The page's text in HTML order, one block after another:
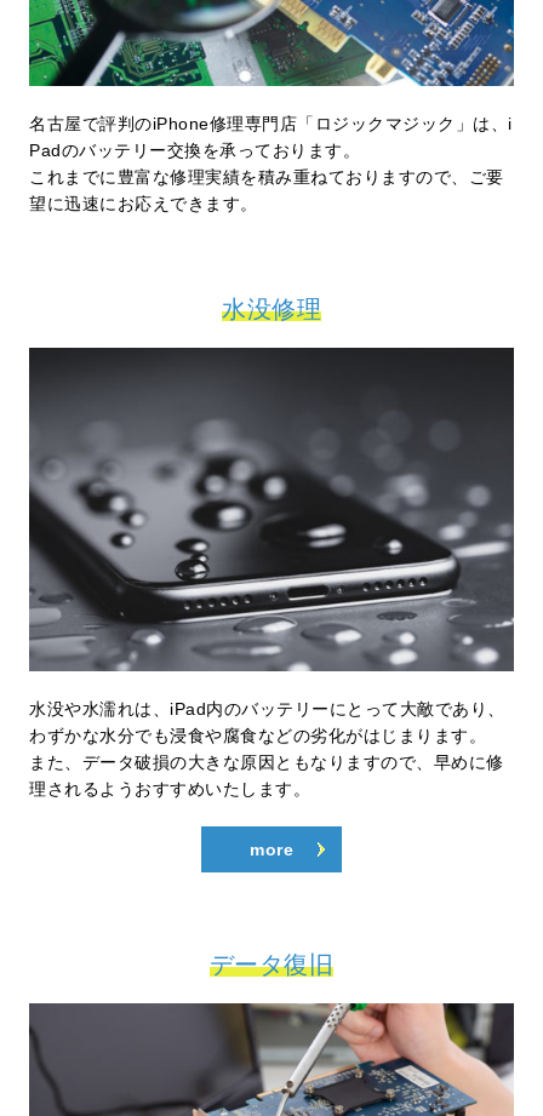
名古屋で評判のiPhone修理専門店「ロジックマジック」は、i
Padのバッテリー交換を承っております。
これまでに豊富な修理実績を積み重ねておりますので、ご要
望に迅速にお応えできます。
水没修理
水没や水濡れは、iPad内のバッテリーにとって大敵であり、
わずかな水分でも浸食や腐食などの劣化がはじまります。
また、データ破損の大きな原因ともなりますので、早めに修
理されるようおすすめいたします。
more
データ復旧